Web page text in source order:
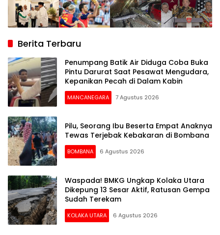
Berita Terbaru
Penumpang Batik Air Diduga Coba Buka
Pintu Darurat Saat Pesawat Mengudara,
Kepanikan Pecah di Dalam Kabin
MANCANEGARA 7 Agustus 2026
Pilu, Seorang Ibu Beserta Empat Anaknya
Tewas Terjebak Kebakaran di Bombana
BOMBANA 6 Agustus 2026
Waspada! BMKG Ungkap Kolaka Utara
Dikepung 13 Sesar Aktif, Ratusan Gempa
Sudah Terekam
KOLAKA UTARA 6 Agustus 2026
Siaran